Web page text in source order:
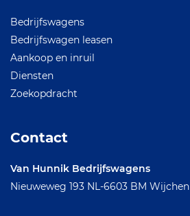
Bedrijfswagens
Bedrijfswagen leasen
Aankoop en inruil
Diensten
Zoekopdracht
Contact
Van Hunnik Bedrijfswagens
Nieuweweg 193 NL-6603 BM Wijchen